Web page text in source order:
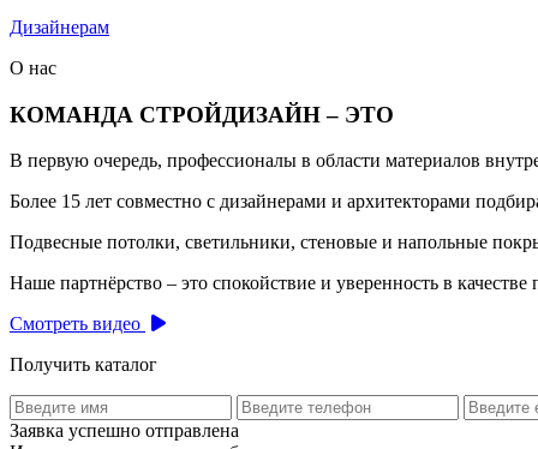
Дизайнерам
О нас
КОМАНДА СТРОЙДИЗАЙН – ЭТО
В первую очередь, профессионалы в области материалов
Более 15 лет совместно с дизайнерами и архитекторами
Подвесные потолки, светильники, стеновые и напольные
Наше партнёрство – это спокойствие и уверенность в качестве
Смотреть видео
Получить каталог
Заявка успешно отправлена